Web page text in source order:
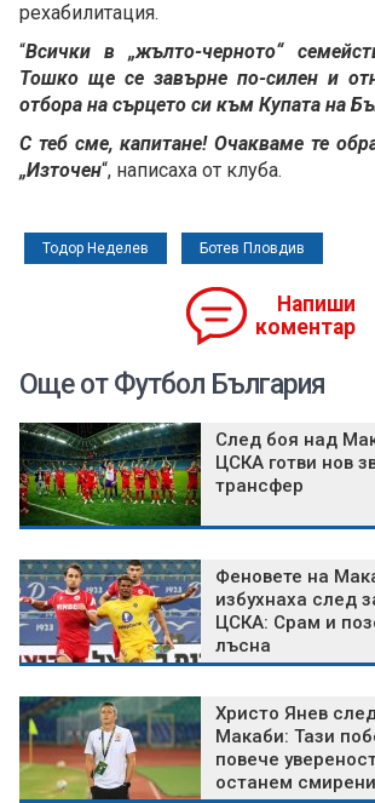
рехабилитация.
“Всички в „жълто-черното“
Тошко ще се завърне по-силен и
отбора на сърцето си към Купата на
С теб сме, капитане! Очакваме те
„Източен“, написаха от клуба.
Тодор Неделев Ботев Пловдив
Напиши
коментар
Още от Футбол България
След боя над
ЦСКА готви нов
трансфер
Феновете на
избухнаха след
ЦСКА: Срам и
лъсна
Христо Янев
Макаби: Тази
повече
останем смирени